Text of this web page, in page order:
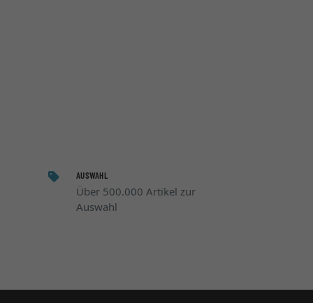
AUSWAHL
Über 500.000 Artikel zur
Auswahl